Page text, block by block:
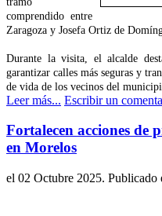
comprendido entre
Zaragoza y Josefa Ortiz de
Durante la visita, el alcalde
garantizar calles más seguras y
de vida de los vecinos del
Leer más... Escribir un
Fortalecen acciones de
en Morelos
el 02 Octubre 2025. Publicado